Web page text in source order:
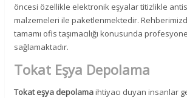
öncesi özellikle elektronik eşyalar titizlikle
malzemeleri ile paketlenmektedir.
tamamı ofis taşımacılığı konusunda
sağlamaktadır.
Tokat Eşya Depolama
Tokat eşya depolamaihtiyacı duyan insanlar